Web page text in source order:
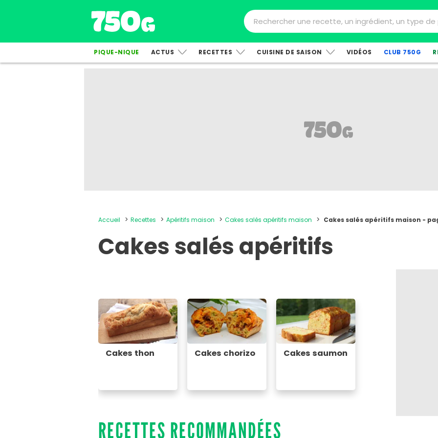
PIQUE-NIQUE ACTUS RECETTES CUISINE DE SAISON VIDÉOS CLUB 750G
Accueil Recettes Apéritifs maison Cakes salés apéritifs maison Cakes salés apéritifs maison -
Cakes salés apéritifs
Cakes thon Cakes chorizo Cakes saumon
RECETTES RECOMMANDÉES